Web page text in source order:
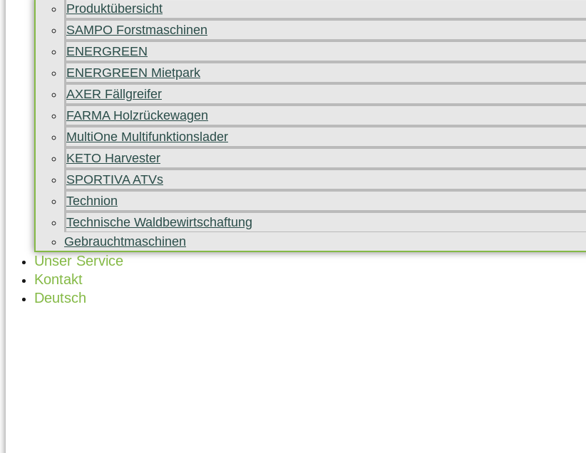
Produktübersicht
SAMPO Forstmaschinen
ENERGREEN
ENERGREEN Mietpark
AXER Fällgreifer
FARMA Holzrückewagen
MultiOne Multifunktionslader
KETO Harvester
SPORTIVA ATVs
Technion
Technische Waldbewirtschaftung
Gebrauchtmaschinen
Unser Service
Kontakt
Deutsch